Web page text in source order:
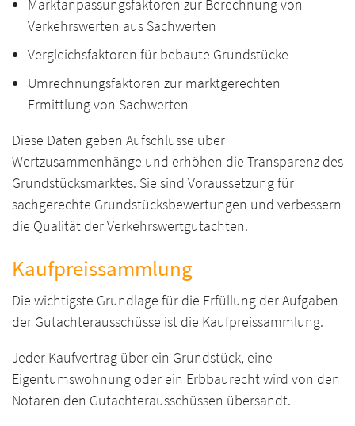
Marktanpassungsfaktoren zur Berechnung von
Verkehrswerten aus Sachwerten
Vergleichsfaktoren für bebaute Grundstücke
Umrechnungsfaktoren zur marktgerechten
Ermittlung von Sachwerten
Diese Daten geben Aufschlüsse über
Wertzusammenhänge und erhöhen die Transparenz des
Grundstücksmarktes. Sie sind Voraussetzung für
sachgerechte Grundstücksbewertungen und verbessern
die Qualität der Verkehrswertgutachten.
Kaufpreissammlung
Die wichtigste Grundlage für die Erfüllung der Aufgaben
der Gutachterausschüsse ist die Kaufpreissammlung.
Jeder Kaufvertrag über ein Grundstück, eine
Eigentumswohnung oder ein Erbbaurecht wird von den
Notaren den Gutachterausschüssen übersandt.